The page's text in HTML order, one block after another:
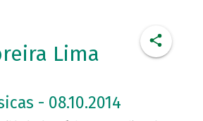
Lima
- 08.10.2014